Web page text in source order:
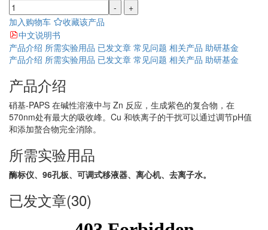
-
+
加入购物车
收藏该产品
中文说明书
产品介绍 所需实验用品 已发文章 常见问题 相关产品 助研基金
产品介绍 所需实验用品 已发文章 常见问题 相关产品 助研基金
产品介绍
硝基-PAPS 在碱性溶液中与 Zn 反应，生成紫色的复合物，在
570nm处有最大的吸收峰。Cu 和铁离子的干扰可以通过调节pH值
和添加螯合物完全消除。
所需实验用品
酶标仪、96孔板、可调式移液器、离心机、去离子水。
已发文章(30)